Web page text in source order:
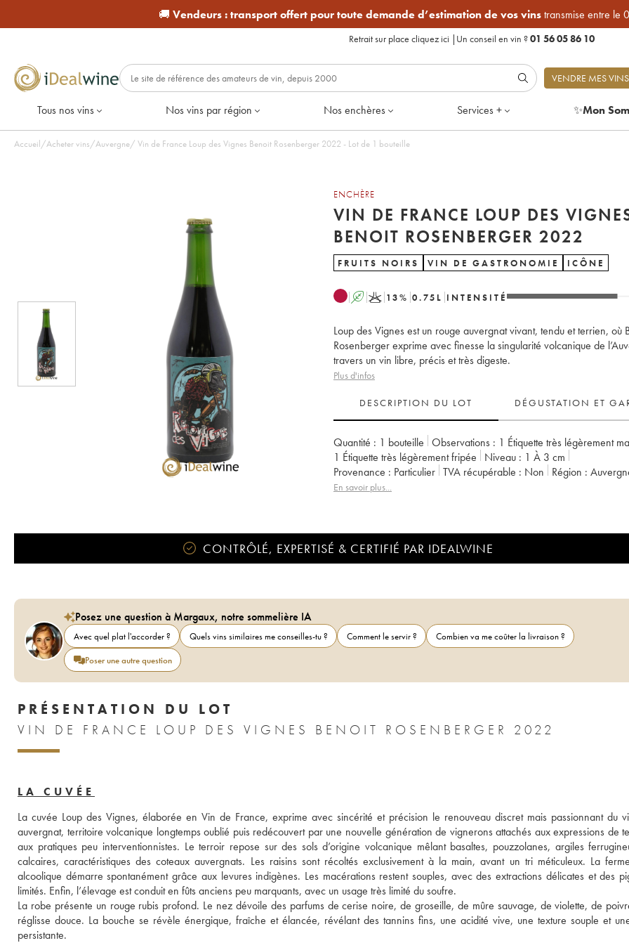
🚚 Vendeurs :transport offert pour toute demande d’estimation de vos vinstransmise entre le
Retrait sur place cliquez ici | Un conseil en vin ?01 56 05 86 10
VENDRE MES VINS
Tous nos vins Nos vins par région Nos enchères Services + ✨Mon
Accueil/Acheter vins/Auvergne/ Vin de France Loup des Vignes Benoit Rosenberger 2022 - Lot de 1 bouteille
ENCHÈRE
VIN DE FRANCE LOUP DES
BENOIT ROSENBERGER 2022
FRUITS NOIRS VIN DE GASTRONOMIE ICÔNE
A K 13% 0.75 L INTENSITÉ
Loup des Vignes est un rouge auvergnat vivant, tendu et terrien, où
Rosenberger exprime avec finesse la singularité volcanique de
travers un vin libre, précis et très digeste.
Plus d'infos
DESCRIPTION DU LOT DÉGUSTATION ET
Quantité : 1 bouteille Observations : 1 Étiquette très légèrement
1 Étiquette très légèrement fripée
Niveau : 1 À 3 cm
Provenance : particulier TVA récupérable : non Région :
Appellation :
En savoir plus...
CONTRÔLÉ, EXPERTISÉ & CERTIFIÉ PAR IDEALWINE
Posez une question à Margaux, notre sommelière IA
Avec quel plat l'accorder ? Quels vins similaires me conseilles-tu ? Comment le servir ?
Combien va me coûter la livraison ?
Poser une autre question
PRÉSENTATION DU LOT
VIN DE FRANCE LOUP DES VIGNES BENOIT ROSENBERGER 2022
LA CUVÉE
La cuvée Loup des Vignes, élaborée en Vin de France, exprime avec sincérité et précision le renouveau discret mais passionnant du
auvergnat, territoire volcanique longtemps oublié puis redécouvert par une nouvelle génération de vignerons attachés aux expressions de
aux pratiques peu interventionnistes. Le terroir repose sur des sols d’origine volcanique mêlant basaltes, pouzzolanes, argiles
calcaires, caractéristiques des coteaux auvergnats. Les raisins sont récoltés exclusivement à la main, avant un tri méticuleux. La
alcoolique démarre spontanément grâce aux levures indigènes. Les macérations restent souples, avec des extractions délicates et des
limités. Enfin, l’élevage est conduit en fûts anciens peu marquants, avec un usage très limité du soufre.
La robe présente un rouge rubis profond. Le nez dévoile des parfums de cerise noire, de groseille, de mûre sauvage, de violette, de
réglisse douce. La bouche se révèle énergique, fraîche et élancée, révélant des tannins fins, une acidité vive, une texture souple et
persistante.